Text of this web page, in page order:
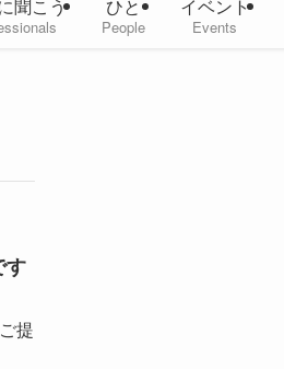
聞こう ひと
People
イベント
Events
す
提